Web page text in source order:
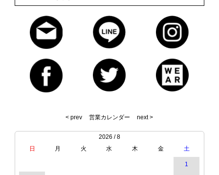
< prev 営業カレンダー next >
2026 / 8
日
月 火 水 木 金 土
1